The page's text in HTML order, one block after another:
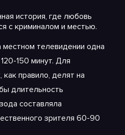
история, где любовь
с криминалом и местью.
местном телевидении одна
150 минут. Для
как правило, делят на
длительность
составляла
зрителя 60-90